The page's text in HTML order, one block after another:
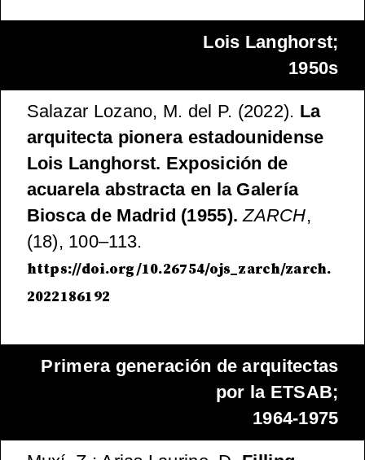
Lois Langhorst;
1950s
Salazar Lozano, M. del P. (2022). La
arquitecta pionera estadounidense
Lois Langhorst. Exposición de
acuarela abstracta en la Galería
Biosca de Madrid (1955). ZARCH,
(18), 100–113.
https://doi.org/10.26754/ojs_zarch/zarch.
2022186192
Primera generación de arquitectas
por la ETSAB;
1964-1975